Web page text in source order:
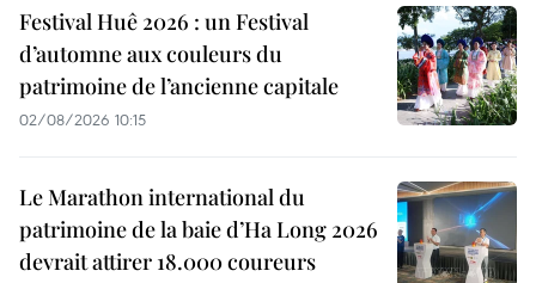
Festival Huê 2026 : un Festival
d’automne aux couleurs du
patrimoine de l’ancienne capitale
02/08/2026 10:15
Le Marathon international du
patrimoine de la baie d’Ha Long 2026
devrait attirer 18.000 coureurs